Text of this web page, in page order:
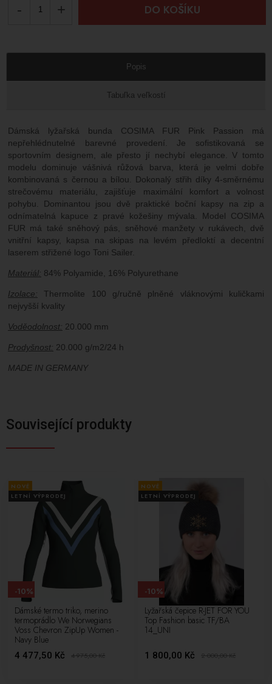
- + DO KOŠÍKU
Popis
Tabuľka veľkostí
Dámská lyžařská bunda COSIMA FUR Pink Passion má
nepřehlédnutelné barevné provedení. Je sofistikovaná se
sportovním designem, ale přesto jí nechybí elegance. V tomto
modelu dominuje vášnivá růžová barva, která je velmi dobře
kombinovaná s černou a bílou. Dokonalý střih díky 4-směrnému
strečovému materiálu, zajišťuje maximální komfort a volnost
pohybu. Dominantou jsou dvě praktické boční kapsy na zip a
odnímatelná kapuce z pravé kožešiny mývala. Model COSIMA
FUR má také sněhový pás, sněhové manžety v rukávech, dvě
vnitřní kapsy, kapsa na skipas na levém předloktí a decentní
laserem střižené logo Toni Sailer.
Materiál: 84% Polyamide, 16% Polyurethane
Izolace: Thermolite 100 g/ručně plněné vláknovými kuličkami
nejvyšší kvality
Voděodolnost: 20.000 mm
Prodyšnost: 20.000 g/m2/24 h
MADE IN GERMANY
Související produkty
NOVÉ
LETNÍ VÝPRODEJ
Dámské termo triko, merino
termoprádlo We Norwegians
Voss Chevron ZipUp Women -
Navy Blue
4 477,50 Kč 4 975,00Kč
-10%
NOVÉ
LETNÍ VÝPRODEJ
Lyžařská čepice R-JET FOR YOU
Top Fashion basic TF/BA
14_UNI
1 800,00 Kč 2 000,00Kč
-10%